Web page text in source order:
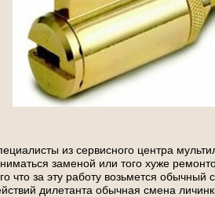
из сервисного центра
заменой или того хуже
что за эту работу возьмется обычный
дилетанта обычная смена